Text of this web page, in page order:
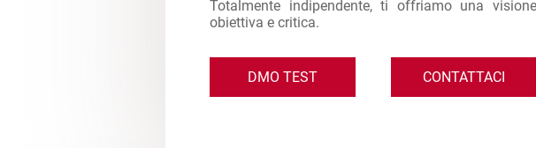
Totalmente indipendente, ti offriamo una visione
obiettiva e critica.
DMO TEST CONTATTACI